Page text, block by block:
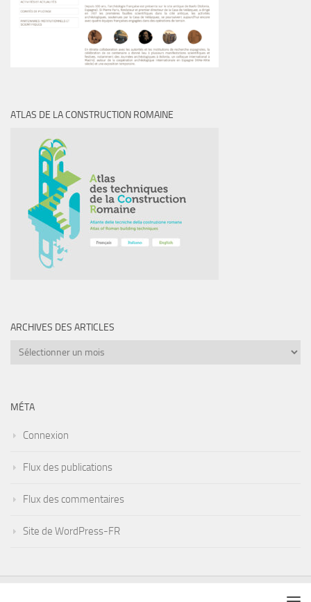
ATLAS DE LA CONSTRUCTION ROMAINE
ARCHIVES DES ARTICLES
Archives
MÉTA
Connexion
Flux des publications
Flux des commentaires
Site de WordPress-FR